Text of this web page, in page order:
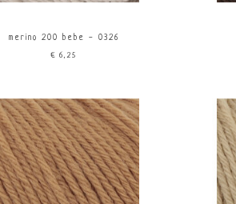
merino 200 bebe - 0326
€6,25